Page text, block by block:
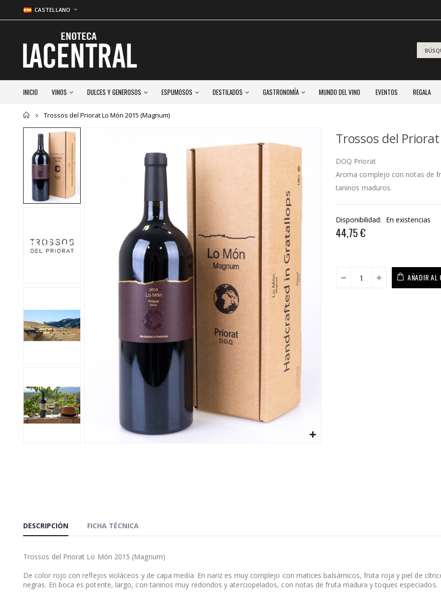
CASTELLANO
INICIO VINOS DULCES Y GENEROSOS ESPUMOSOS DESTILADOS GASTRONOMÍA MUNDO DEL VINO EVENTOS REGALA
Inicio
Trossos del Priorat Lo Món 2015 (Magnum)
Trossos del
DOQ Priorat
Aroma complejo con notas de
taninos maduros.
Disponibilidad: En existencias
44,75 €
AÑADIR AL
DESCRIPCIÓN FICHA TÉCNICA
Trossos del Priorat Lo Món 2015 (Magnum)
De color rojo con reflejos violáceos y de capa media. En nariz es muy complejo con matices balsámicos, fruta roja y piel de
negras. En boca es potente, largo, con taninos muy redondos y aterciopelados, con notas de fruta madura y toques especiados.